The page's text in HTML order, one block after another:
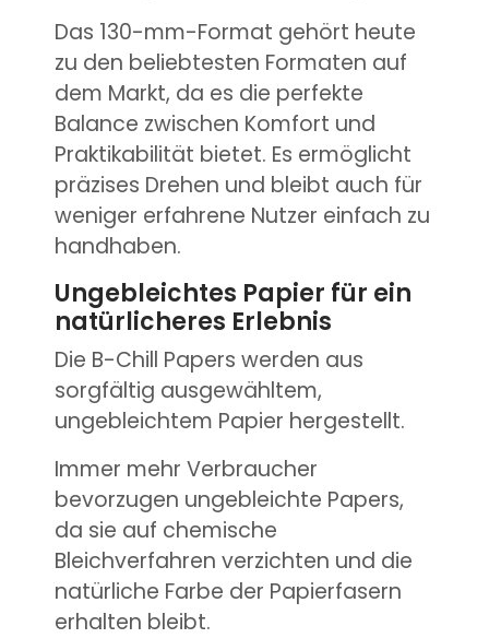
Das 130-mm-Format gehört heute
zu den beliebtesten Formaten auf
dem Markt, da es die perfekte
Balance zwischen Komfort und
Praktikabilität bietet. Es ermöglicht
präzises Drehen und bleibt auch für
weniger erfahrene Nutzer einfach zu
handhaben.
Ungebleichtes Papier für ein
natürlicheres Erlebnis
Die B-Chill Papers werden aus
sorgfältig ausgewähltem,
ungebleichtem Papier hergestellt.
Immer mehr Verbraucher
bevorzugen ungebleichte Papers,
da sie auf chemische
Bleichverfahren verzichten und die
natürliche Farbe der Papierfasern
erhalten bleibt.